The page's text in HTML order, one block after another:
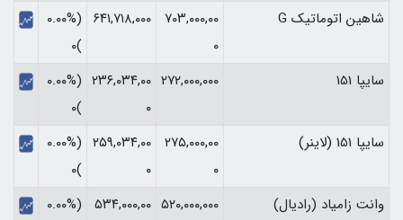
شاهین اتوماتیک G
۷۰۳,۰۰۰,۰۰
۰
۶۴۱,۷۱۸,۰۰۰
(۰.۰۰%
)۰
سایپا 151
۲۷۲,۰۰۰,۰۰۰ ۲۳۶,۰۳۴,۰۰
۰
(۰.۰۰%
)۰
سایپا 151 (لاینر)
۲۷۵,۰۰۰,۰۰
۰
۲۵۹,۰۳۴,۰۰
۰
(۰.۰۰%
)۰
وانت زامیاد (رادیال)
۵۲۰,۰۰۰,۰۰۰ ۵۳۴,۰۰۰,۰۰
(۰.۰۰%